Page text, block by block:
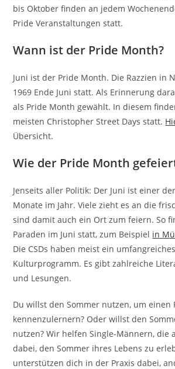
bis Oktober finden an jedem
Pride Veranstaltungen statt.
Wann ist der Pride Month?
Juni ist der Pride Month. Die Razzien in
1969 Ende Juni statt. Als Erinnerung
als Pride Month gewählt. In diesem
meisten Christopher Street Days statt.
Übersicht.
Wie der Pride Month
Jenseits aller Politik: Der Juni ist einer
Monate im Jahr. Viele zieht es an die
sind damit auch ein Ort zum feiern. So
Paraden im Juni statt, zum Beispiel in
Die CSDs haben meist ein
Kulturprogramm. Es gibt zahlreiche
und Lesungen.
Du willst den Sommer nutzen, um einen
kennenzulernern? Oder willst den
nutzen? Wir helfen Single-Männern, die
dabei, den Sommer ihres Lebens zu
unterstützen dich in der Praxis dabei,